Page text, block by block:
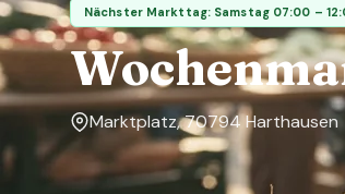
Nächster Markttag: Samstag 07:00 –
Marktplatz, 70794 Harthausen